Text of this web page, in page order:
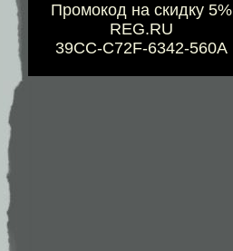
Промокод на скидку 5%
REG.RU
39CC-C72F-6342-560A